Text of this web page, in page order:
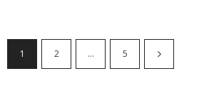
1 2 … 5